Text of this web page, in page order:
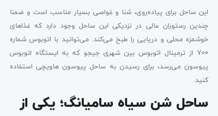
این ساحل برای پیاده‌روی، شنا و غواصی بسیار مناسب است و ضمنا
چندین رستوران عالی در نزدیکی این ساحل وجود دارد که غذاهای
خوشمزه محلی و دریایی را طبخ می‌کند. می‌توانید با اتوبوس شماره
700 از ترمینال اتوبوس بین شهری جیجو که به ایستگاه اتوبوس
پیوسون می‌رسد، برای رسیدن به ساحل پیوسون هاویچی استفاده
کنید.
ساحل شن سیاه سامیانگ؛ یکی از